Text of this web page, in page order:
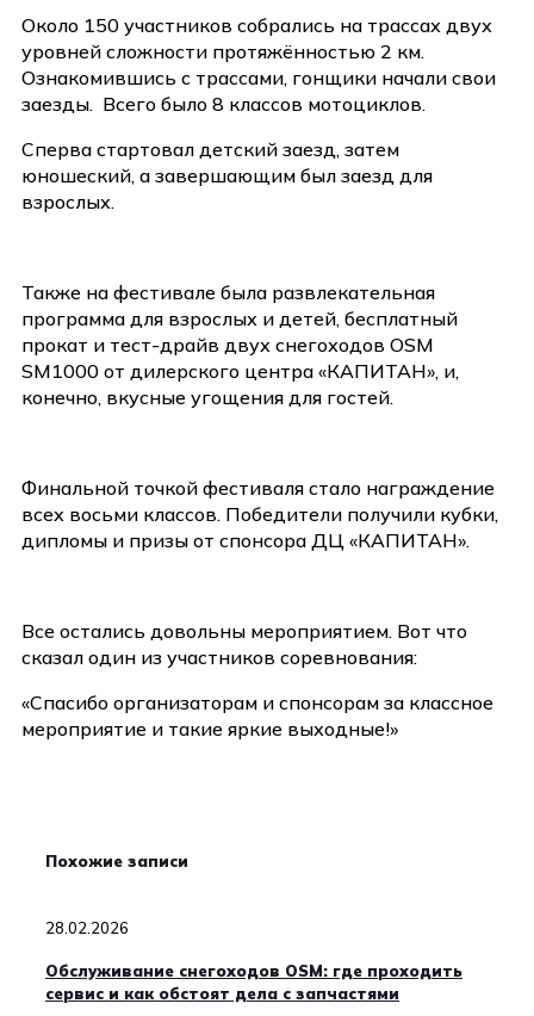
Около 150 участников собрались на трассах двух
уровней сложности протяжённостью 2 км.
Ознакомившись с трассами, гонщики начали свои
заезды. Всего было 8 классов мотоциклов.
Сперва стартовал детский заезд, затем
юношеский, а завершающим был заезд для
взрослых.
Также на фестивале была развлекательная
программа для взрослых и детей, бесплатный
прокат и тест-драйв двух снегоходов OSM
SM1000 от дилерского центра «КАПИТАН», и,
конечно, вкусные угощения для гостей.
Финальной точкой фестиваля стало награждение
всех восьми классов. Победители получили кубки,
дипломы и призы от спонсора ДЦ «КАПИТАН».
Все остались довольны мероприятием. Вот что
сказал один из участников соревнования:
«Спасибо организаторам и спонсорам за классное
мероприятие и такие яркие выходные!»
Похожие записи
28.02.2026
Обслуживание снегоходов OSM: где проходить
сервис и как обстоят дела с запчастями